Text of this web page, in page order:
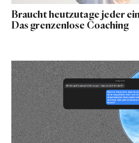
Braucht heutzutage jeder
Das grenzenlose Coaching